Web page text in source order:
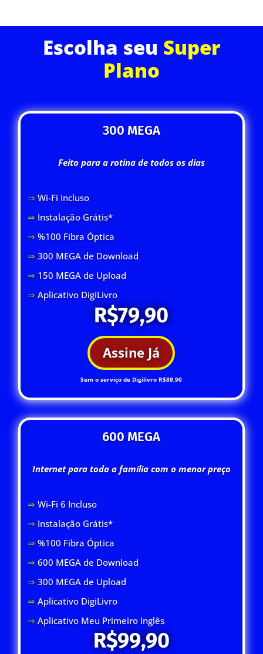
Escolha seu Super
Plano
300 MEGA
Feito para a rotina de todos os dias
⇒ Wi-Fi Incluso
⇒ Instalação Grátis*
⇒ %100 Fibra Óptica
⇒ 300 MEGA de Download
⇒ 150 MEGA de Upload
⇒Aplicativo DigiLivro
R$79,90
Assine Já
Sem o serviço de Digilivro R$89,90
600 MEGA
Internet para toda a família com o menor preço
⇒ Wi-Fi 6 Incluso
⇒ Instalação Grátis*
⇒ %100 Fibra Óptica
⇒ 600 MEGA de Download
⇒300 MEGA de Upload
⇒Aplicativo DigiLivro
⇒Aplicativo Meu Primeiro Inglês
R$99,90